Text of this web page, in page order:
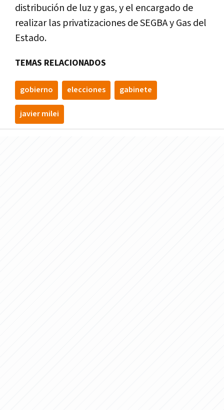
distribución de luz y gas, y el encargado de
realizar las privatizaciones de SEGBA y Gas del
Estado.
TEMAS RELACIONADOS
gobierno elecciones gabinete
javier milei